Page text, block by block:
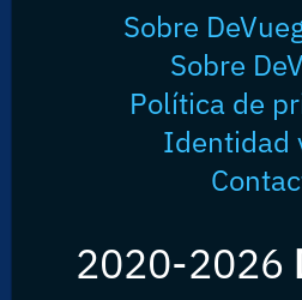
Sobre
Sobre
Política de
Identidad
2020-2026